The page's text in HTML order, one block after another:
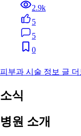
2.9k
5
5
0
피부과 시술 정보 글 더
소식
병원 소개